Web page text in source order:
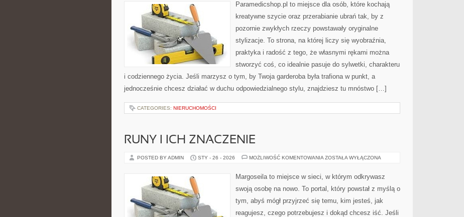
Paramedicshop.pl to miejsce dla osób, które kochają
kreatywne szycie oraz przerabianie ubrań tak, by z
pozornie zwykłych rzeczy powstawały oryginalne
stylizacje. To strona, na której liczy się wyobraźnia,
praktyka i radość z tego, że własnymi rękami można
stworzyć coś, co idealnie pasuje do sylwetki, charakteru
i codziennego życia. Jeśli marzysz o tym, by Twoja garderoba była trafiona w punkt, a
jednocześnie chcesz działać w duchu odpowiedzialnego stylu, znajdziesz tu mnóstwo […]
CATEGORIES: NIERUCHOMOŚCI
RUNY I ICH ZNACZENIE
POSTED BY ADMIN STY - 26 - 2026 MOŻLIWOŚĆ KOMENTOWANIA RUNY
ZNACZENIE
ZOSTAŁA WYŁĄCZONA
Margoseila to miejsce w sieci, w którym odkrywasz
swoją osobę na nowo. To portal, który powstał z myślą o
tym, abyś mógł przyjrzeć się temu, kim jesteś, jak
reagujesz, czego potrzebujesz i dokąd chcesz iść. Jeśli